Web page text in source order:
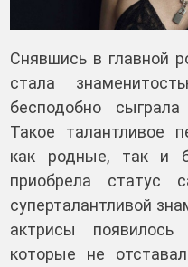
Снявшись в главной
стала
бесподобно
Такое талантливое
как родные, так и
приобрела статус
суперталантливой
актрисы появилось
которые не